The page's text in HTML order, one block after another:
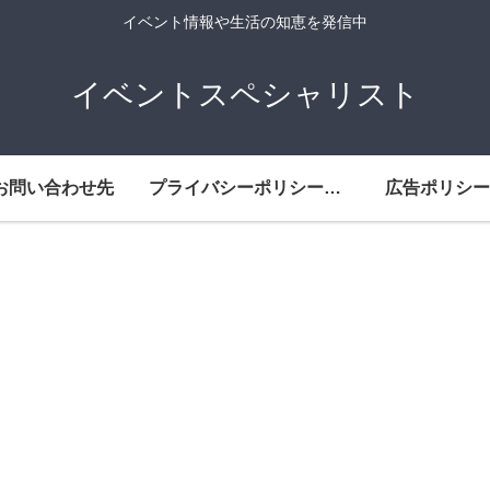
イベント情報や生活の知恵を発信中
イベントスペシャリスト
問い合わせ先 プライバシーポリシー・免責事項 広告ポリシー